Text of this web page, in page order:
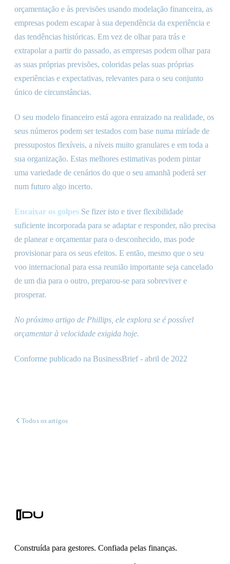
orçamentação e às previsões usando modelação financeira, as
empresas podem escapar à sua dependência da experiência e
das tendências históricas. Em vez de olhar para trás e
extrapolar a partir do passado, as empresas podem olhar para
as suas próprias previsões, coloridas pelas suas próprias
experiências e expectativas, relevantes para o seu conjunto
único de circunstâncias.
O seu modelo financeiro está agora enraizado na realidade, os
seus números podem ser testados com base numa miríade de
pressupostos flexíveis, a níveis muito granulares e em toda a
sua organização. Estas melhores estimativas podem pintar
uma variedade de cenários do que o seu amanhã poderá ser
num futuro algo incerto.
Encaixar os golpes Se fizer isto e tiver flexibilidade
suficiente incorporada para se adaptar e responder, não precisa
de planear e orçamentar para o desconhecido, mas pode
provisionar para os seus efeitos. E então, mesmo que o seu
voo internacional para essa reunião importante seja cancelado
de um dia para o outro, preparou-se para sobreviver e
prosperar.
No próximo artigo de Phillips, ele explora se é possível
orçamentar à velocidade exigida hoje.
Conforme publicado na BusinessBrief - abril de 2022
Todos os artigos
Construída para gestores. Confiada pelas finanças.